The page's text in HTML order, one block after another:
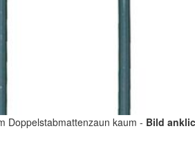
Doppelstabmattenzaun kaum - Bild